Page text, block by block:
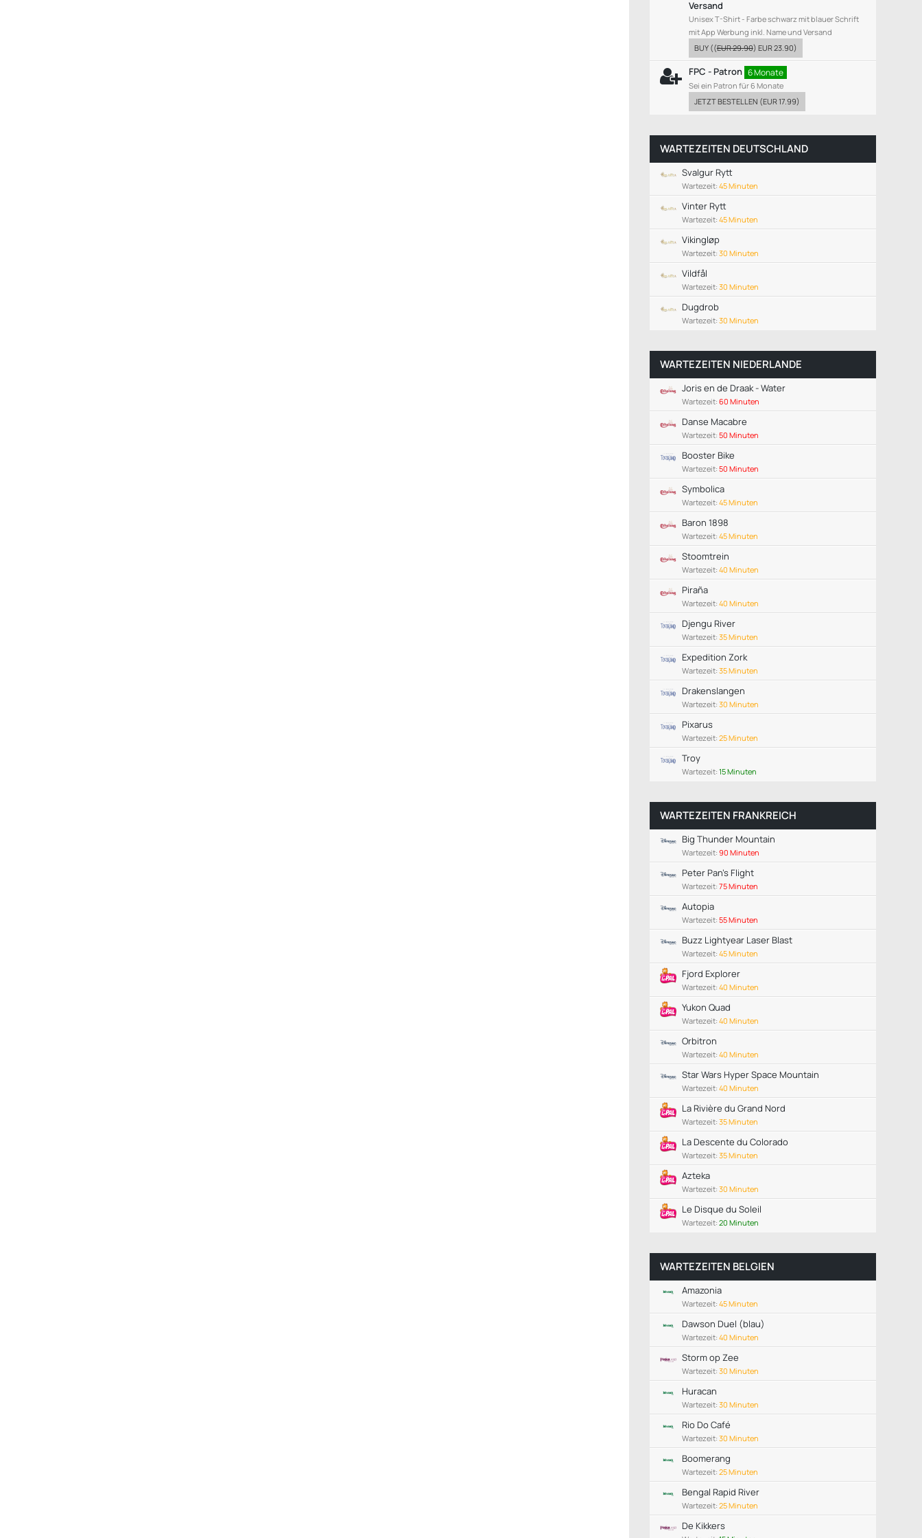
Versand
Unisex T-Shirt - Farbe schwarz mit blauer Schrift
mit App Werbung inkl. Name und Versand
BUY ((EUR 29.90) EUR 23.90)
FPC - Patron 6 Monate
Sei ein Patron für 6 Monate
JETZT BESTELLEN (EUR 17.99)
WARTEZEITEN DEUTSCHLAND
Svalgur Rytt
Wartezeit: 45 Minuten
Vinter Rytt
Wartezeit: 45 Minuten
Vikingløp
Wartezeit: 30 Minuten
Vildfål
Wartezeit: 30 Minuten
Dugdrob
Wartezeit: 30 Minuten
WARTEZEITEN NIEDERLANDE
Joris en de Draak - Water
Wartezeit: 60 Minuten
Danse Macabre
Wartezeit: 50 Minuten
Booster Bike
Wartezeit: 50 Minuten
Symbolica
Wartezeit: 45 Minuten
Baron 1898
Wartezeit: 45 Minuten
Stoomtrein
Wartezeit: 40 Minuten
Piraña
Wartezeit: 40 Minuten
Djengu River
Wartezeit: 35 Minuten
Expedition Zork
Wartezeit: 35 Minuten
Drakenslangen
Wartezeit: 30 Minuten
Pixarus
Wartezeit: 25 Minuten
Troy
Wartezeit: 15 Minuten
WARTEZEITEN FRANKREICH
Big Thunder Mountain
Wartezeit: 90 Minuten
Peter Pan's Flight
Wartezeit: 75 Minuten
Autopia
Wartezeit: 55 Minuten
Buzz Lightyear Laser Blast
Wartezeit: 45 Minuten
Fjord Explorer
Wartezeit: 40 Minuten
Yukon Quad
Wartezeit: 40 Minuten
Orbitron
Wartezeit: 40 Minuten
Star Wars Hyper Space Mountain
Wartezeit: 40 Minuten
La Rivière du Grand Nord
Wartezeit: 35 Minuten
La Descente du Colorado
Wartezeit: 35 Minuten
Azteka
Wartezeit: 30 Minuten
Le Disque du Soleil
Wartezeit: 20 Minuten
WARTEZEITEN BELGIEN
Amazonia
Wartezeit: 45 Minuten
Dawson Duel (blau)
Wartezeit: 40 Minuten
Storm op Zee
Wartezeit: 30 Minuten
Huracan
Wartezeit: 30 Minuten
Rio Do Café
Wartezeit: 30 Minuten
Boomerang
Wartezeit: 25 Minuten
Bengal Rapid River
Wartezeit: 25 Minuten
De Kikkers